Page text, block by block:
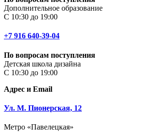
Дополнительное образование
С 10:30 до 19:00
+7 916 640-39-04
По вопросам поступления
Детская школа дизайна
С 10:30 до 19:00
Адрес и Email
Ул. М. Пионерская, 12
Метро «Павелецкая»